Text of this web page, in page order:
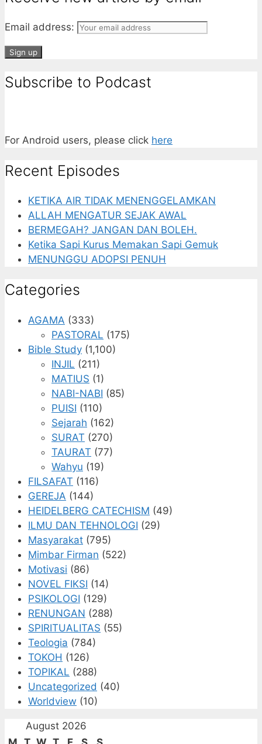
Email address:
Subscribe to Podcast
For Android users, please click here
Recent Episodes
KETIKA AIR TIDAK MENENGGELAMKAN
ALLAH MENGATUR SEJAK AWAL
BERMEGAH? JANGAN DAN BOLEH.
Ketika Sapi Kurus Memakan Sapi Gemuk
MENUNGGU ADOPSI PENUH
Categories
AGAMA (333)
PASTORAL (175)
Bible Study (1,100)
INJIL (211)
MATIUS (1)
NABI-NABI (85)
PUISI (110)
Sejarah (162)
SURAT (270)
TAURAT (77)
Wahyu (19)
FILSAFAT (116)
GEREJA (144)
HEIDELBERG CATECHISM (49)
ILMU DAN TEHNOLOGI (29)
Masyarakat (795)
Mimbar Firman (522)
Motivasi (86)
NOVEL FIKSI (14)
PSIKOLOGI (129)
RENUNGAN (288)
SPIRITUALITAS (55)
Teologia (784)
TOKOH (126)
TOPIKAL (288)
Uncategorized (40)
Worldview (10)
August 2026